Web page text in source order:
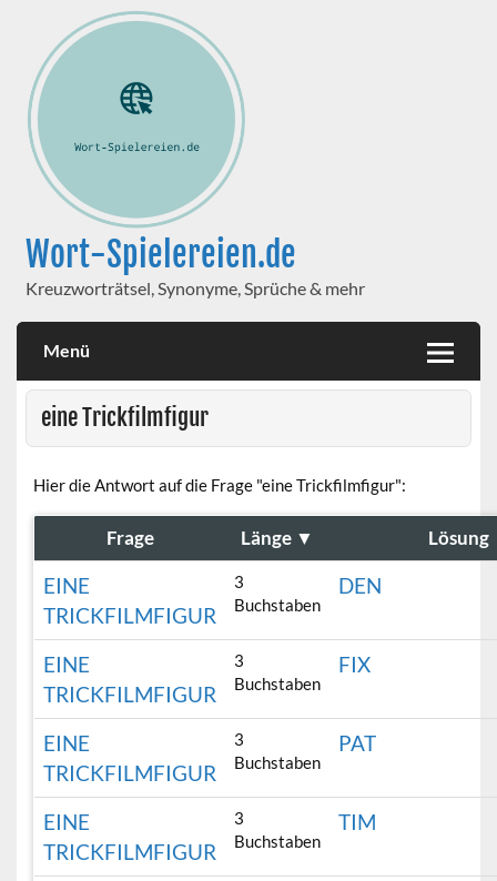
Wort-Spielereien.de
Kreuzworträtsel, Synonyme, Sprüche & mehr
Menü
eine Trickfilmfigur
Hier die Antwort auf die Frage "eine Trickfilmfigur":
Frage Länge ▼ Lösung
EINE
TRICKFILMFIGUR
3
Buchstaben
DEN
EINE
TRICKFILMFIGUR
3
Buchstaben
FIX
EINE
TRICKFILMFIGUR
3
Buchstaben
PAT
EINE
TRICKFILMFIGUR
3
Buchstaben
TIM